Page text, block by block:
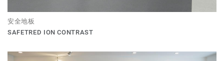
安全地板
SAFETRED ION CONTRAST